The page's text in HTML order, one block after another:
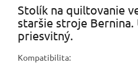
Stolík na quiltovanie
staršie stroje
priesvitný.
Kompatibilita: